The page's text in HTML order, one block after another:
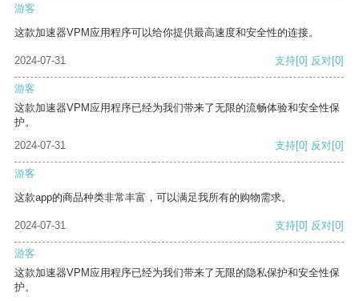
游客
这款加速器VPM应用程序可以给你提供最高速度和安全性的连接。
2024-07-31 支持[0] 反对[0]
游客
这款加速器VPM应用程序已经为我们带来了无限的流畅体验和安全性保
护。
2024-07-31
支持[0] 反对[0]
游客
这款app的商品种类非常丰富，可以满足我所有的购物需求。
2024-07-31 支持[0] 反对[0]
游客
这款加速器VPM应用程序已经为我们带来了无限的隐私保护和安全性保
护。